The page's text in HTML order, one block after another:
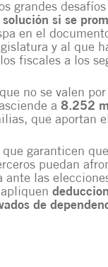
grandes
solución si se
en el
y al que
fiscales a los
no se valen
a 8.252
que aportan
garanticen
puedan
las
de